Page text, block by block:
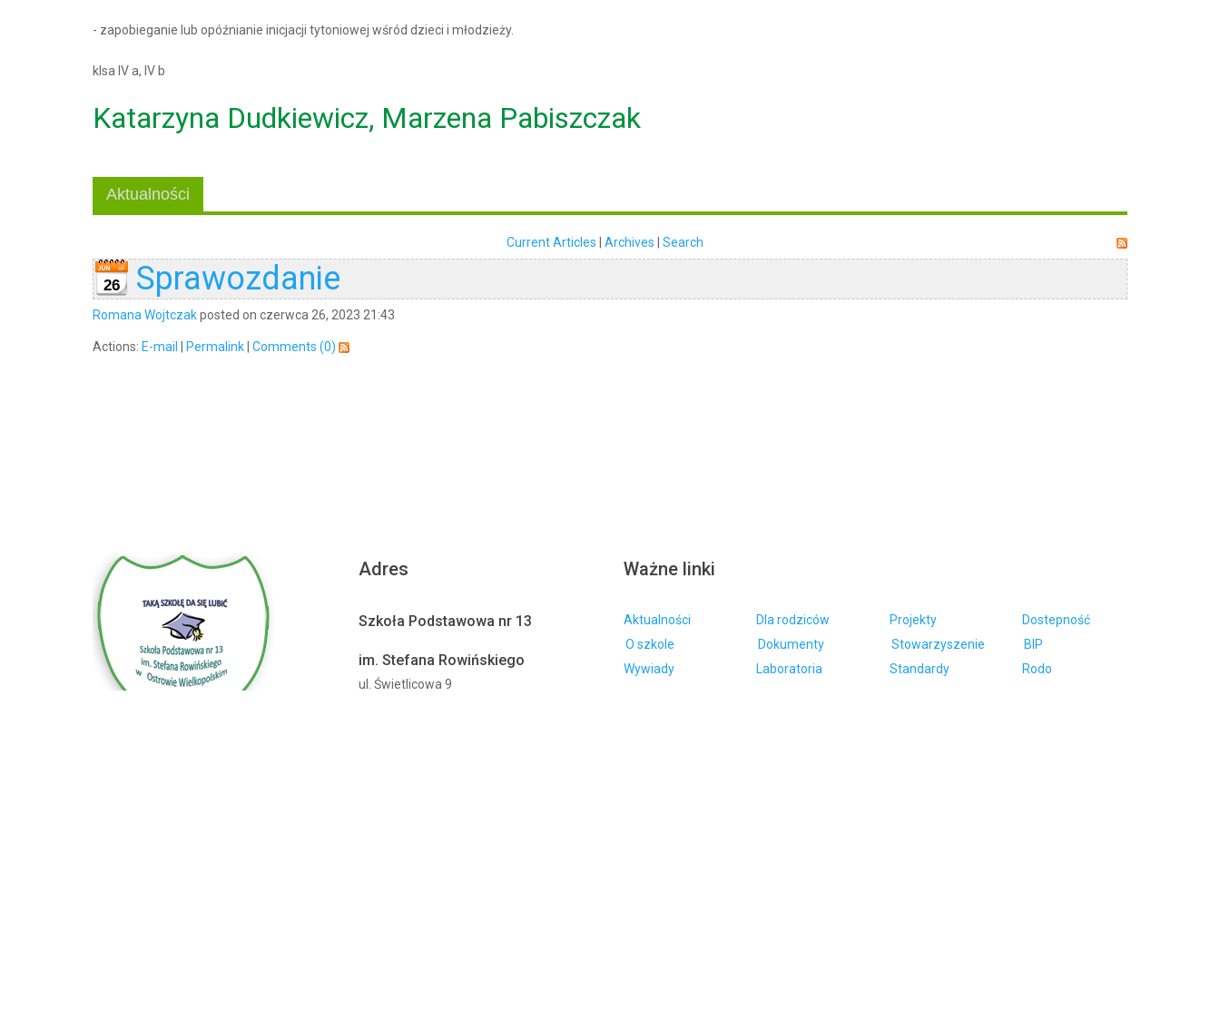
- zapobieganie lub opóźnianie inicjacji tytoniowej wśród dzieci i młodzieży.
klsa IV a, IV b
Katarzyna Dudkiewicz, Marzena Pabiszczak
Aktualności
Current Articles Archives Search
26 Sprawozdanie
Romana Wojtczakposted on czerwca 26, 2023 21:43
Actions: E-mail Permalink Comments (0)
Adres
Szkoła Podstawowa nr 13
im. Stefana Rowińskiego
ul. Świetlicowa 9
Ważne linki
Aktualności Dla rodziców Projekty
Dostepność
O szkole
Dokumenty Stowarzyszenie
BIP
Wywiady
Laboratoria Standardy Rodo